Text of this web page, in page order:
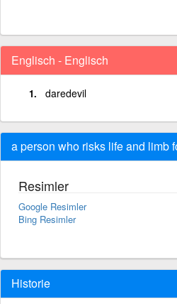
Englisch - Englisch
daredevil
a person who risks life and limb
Resimler
Google Resimler
Bing Resimler
Historie